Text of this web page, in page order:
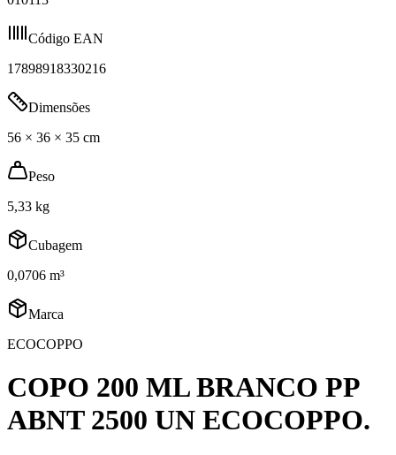
Código EAN
17898918330216
Dimensões
56 × 36 × 35 cm
Peso
5,33 kg
Cubagem
0,0706 m³
Marca
ECOCOPPO
COPO 200 ML BRANCO PP
ABNT 2500 UN ECOCOPPO.